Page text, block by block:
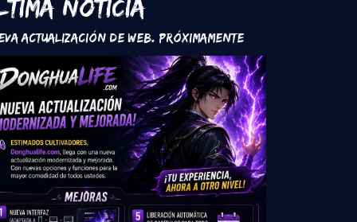
Noticia
Actualización de Web. Próximamente